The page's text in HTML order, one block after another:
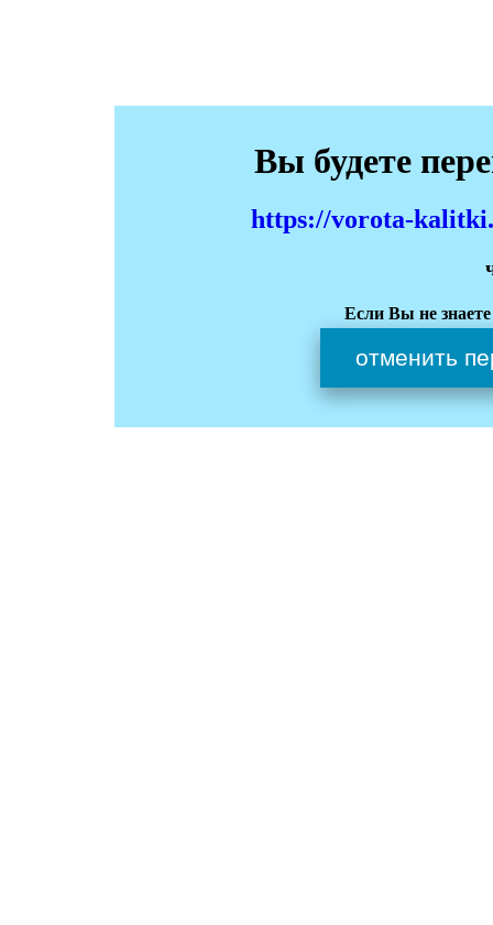
Вы будете
https://vorota-
Если Вы не
отменить